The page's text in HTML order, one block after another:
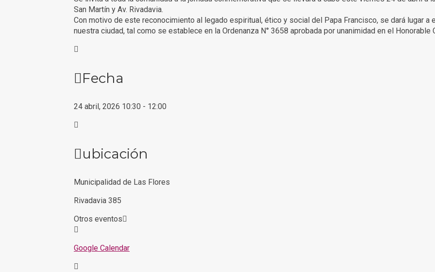
San Martín y Av. Rivadavia.
Con motivo de este reconocimiento al legado espiritual, ético y social del Papa Francisco, se dará lugar
nuestra ciudad, tal como se establece en la Ordenanza N° 3658 aprobada por unanimidad en el Honorable
Fecha
24 abril, 2026 10:30 - 12:00
ubicación
Municipalidad de Las Flores
Rivadavia 385
Otros eventos
Google Calendar